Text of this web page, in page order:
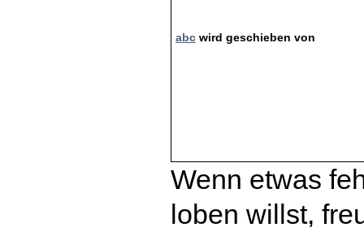
abc wird geschieben von
Wenn etwas
loben willst,